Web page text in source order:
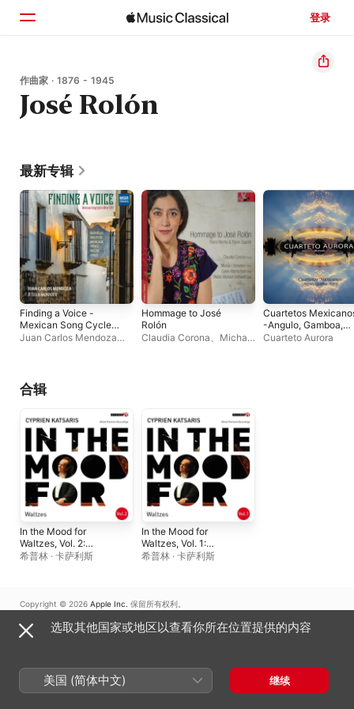
登录
主页
浏览
作曲家 · 1876 - 1945
José Rolón
最新专辑
Finding a Voice -
Mexican Song Cycles
After 1920
Juan Carlos Mendoza、
Hommage to José
Rolón
Claudia Corona、 Michael
Cuartetos
-Angulo, Gamboa,
Rolón-
Cuarteto Aurora
合辑
In the Mood for
Waltzes, Vol. 2:
Schubert, Liszt, Grieg,
Hits)
希普林 · 卡萨利斯
In the Mood for
Waltzes, Vol. 1:
Chopin, Brahms,
Katsaris... (Classical
希普林 · 卡萨利斯
Copyright © 2026 Apple Inc. 保留所有权利。
互联网服务条款
Apple Music 与隐私 Cookie 警告 支持 反馈
选取其他国家或地区以查看你所在位置提供的内容
美国 (简体中文) 继续